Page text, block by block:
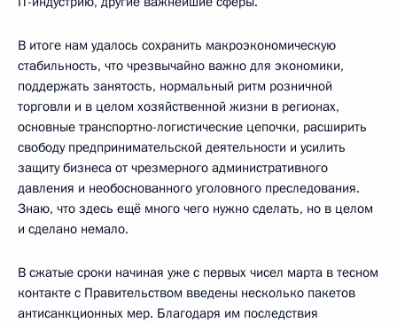
В итоге нам удалось сохранить макроэкономическую
стабильность, что чрезвычайно важно для экономики,
поддержать занятость, нормальный ритм розничной
торговли и в целом хозяйственной жизни в регионах,
основные транспортно-логистические цепочки, расширить
свободу предпринимательской деятельности и усилить
защиту бизнеса от чрезмерного административного
давления и необоснованного уголовного преследования.
Знаю, что здесь ещё много чего нужно сделать, но в целом
и сделано немало.
В сжатые сроки начиная уже с первых чисел марта в тесном
контакте с Правительством введены несколько пакетов
антисанкционных мер. Благодаря им последствия